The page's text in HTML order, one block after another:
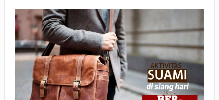
SEBELUM TIBA SAAT WAJIB?
HAKIKAT NIKMAT DI DUNIA!
BAGAIMANA CARA MEMBAYAR ZAKAT UANG?
UANG HARAM BISA MENJADI HALAL JIKA SEBAB
KEPEMILIKANNYA BERUBAH